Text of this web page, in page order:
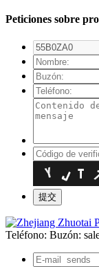
Peticiones sobre
Teléfono: Buzón: